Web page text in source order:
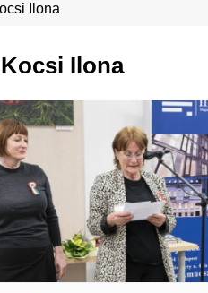
Ilona
Kocsi Ilona